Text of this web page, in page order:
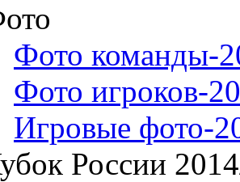
Фото команды-
Фото игроков-
Игровые фото-
России